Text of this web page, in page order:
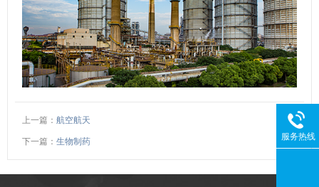
上一篇： 航空航天
下一篇： 生物制药
服务热线